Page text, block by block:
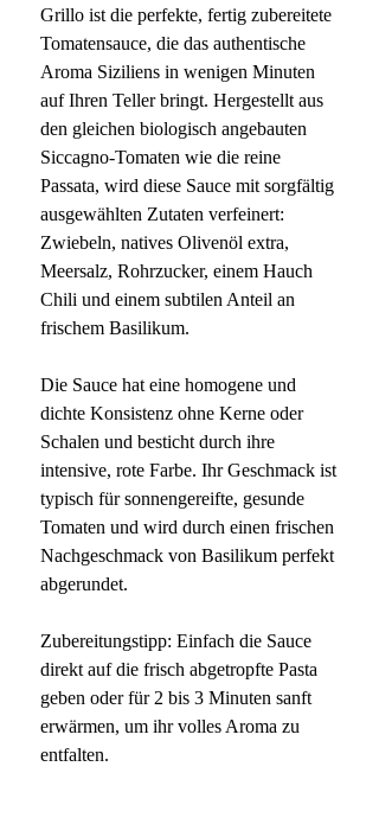
Grillo ist die perfekte, fertig zubereitete
Tomatensauce, die das authentische
Aroma Siziliens in wenigen Minuten
auf Ihren Teller bringt. Hergestellt aus
den gleichen biologisch angebauten
Siccagno-Tomaten wie die reine
Passata, wird diese Sauce mit sorgfältig
ausgewählten Zutaten verfeinert:
Zwiebeln, natives Olivenöl extra,
Meersalz, Rohrzucker, einem Hauch
Chili und einem subtilen Anteil an
frischem Basilikum.
Die Sauce hat eine homogene und
dichte Konsistenz ohne Kerne oder
Schalen und besticht durch ihre
intensive, rote Farbe. Ihr Geschmack ist
typisch für sonnengereifte, gesunde
Tomaten und wird durch einen frischen
Nachgeschmack von Basilikum perfekt
abgerundet.
Zubereitungstipp: Einfach die Sauce
direkt auf die frisch abgetropfte Pasta
geben oder für 2 bis 3 Minuten sanft
erwärmen, um ihr volles Aroma zu
entfalten.